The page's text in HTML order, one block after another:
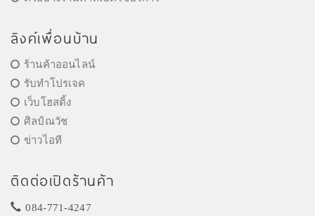
ลิงค์เพื่อนบ้าน
ร้านค้าออนไลน์
รับทำโปรเจค
เว็บโฮสติ้ง
ศิลป์ณวัช
ข่าวไอที
ติดต่อเปิดร้านค้า
084-771-4247